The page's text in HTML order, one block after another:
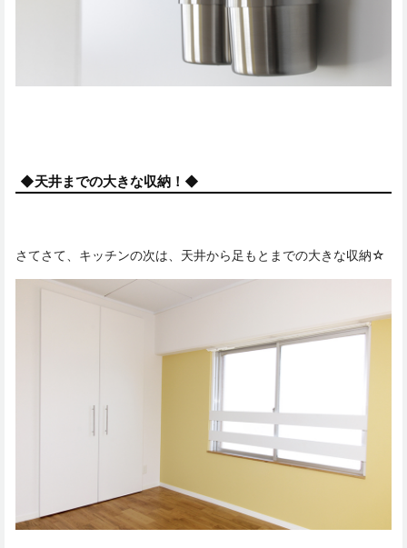
◆天井までの大きな収納！◆
さてさて、キッチンの次は、天井から足もとまでの大きな収納☆